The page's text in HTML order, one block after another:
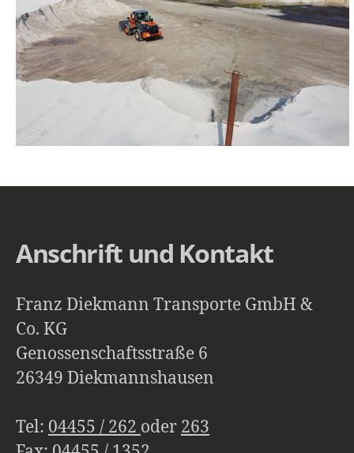
Anschrift und Kontakt
Franz Diekmann Transporte GmbH &
Co. KG
Genossenschaftsstraße 6
26349 Diekmannshausen
Tel: 04455 / 262 oder 263